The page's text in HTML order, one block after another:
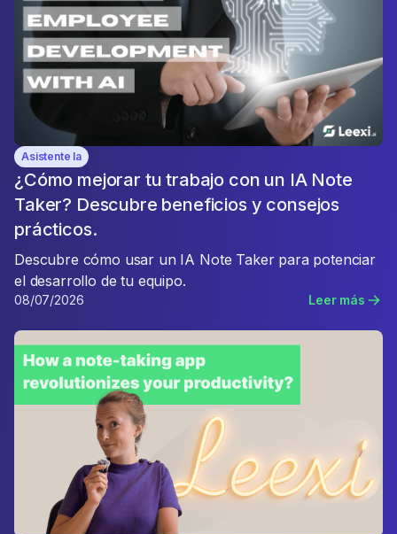
Asistente Ia
¿Cómo mejorar tu trabajo con un IA Note
Taker? Descubre beneficios y consejos
prácticos.
Descubre cómo usar un IA Note Taker para potenciar
el desarrollo de tu equipo.
08/07/2026 Leer más